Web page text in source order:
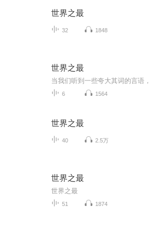
世界之最
32 1848
世界之最
6 1564
世界之最
40 2.5万
世界之最
世界之最
51 1874